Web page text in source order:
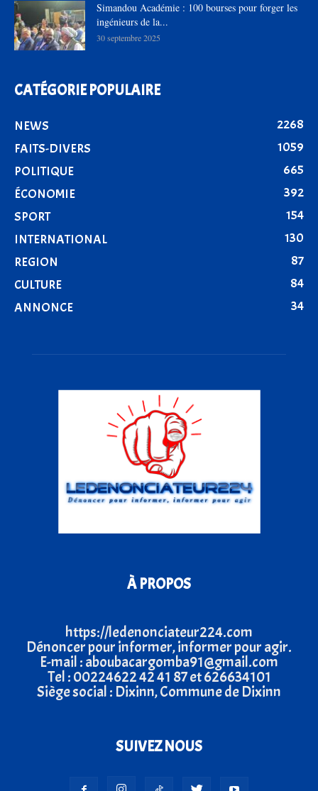
Simandou Académie : 100 bourses pour forger les
ingénieurs de la...
30 septembre 2025
CATÉGORIE POPULAIRE
NEWS
2268
FAITS-DIVERS
1059
POLITIQUE
665
ÉCONOMIE
392
SPORT
154
INTERNATIONAL
130
REGION
87
CULTURE
84
ANNONCE
34
À PROPOS
https://ledenonciateur224.com
Dénoncer pour informer, informer pour agir.
E-mail : aboubacargomba91@gmail.com
Tel : 00224622 42 41 87 et 626634101
Siège social : Dixinn, Commune de Dixinn
SUIVEZ NOUS